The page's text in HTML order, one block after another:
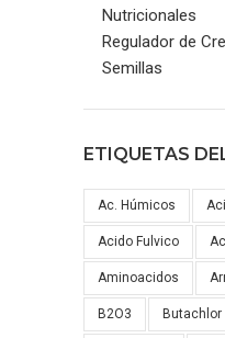
Nutricionales
Regulador de
Semillas
ETIQUETAS
Ac. Húmicos
Acido Fulvico
Aminoacidos
B2O3 Butachlor